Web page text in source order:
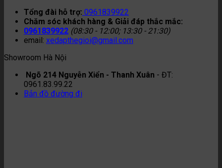
Tổng đài hỗ trợ: 0961839922
Chăm sóc khách hàng & Giải đáp thắc mắc:
0961839922 (08:30 - 12:00; 13:30 - 21:30)
email: xedapthegioi@gmail.com
Showroom Hà Nội
Ngõ 214 Nguyễn Xiển - Thanh Xuân - ĐT:
0961.83.99.22
Bản đồ đường đi